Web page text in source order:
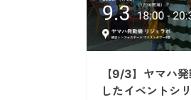
【9/3】ヤマハ
したイベントシ